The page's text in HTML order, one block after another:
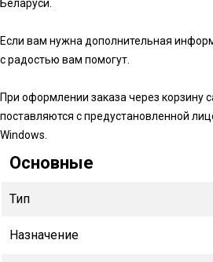
Беларуси.
Если вам нужна дополнительная
с радостью вам помогут.
При оформлении заказа через корзину
поставляются с предустановленной
Windows.
Основные
Тип
Назначение